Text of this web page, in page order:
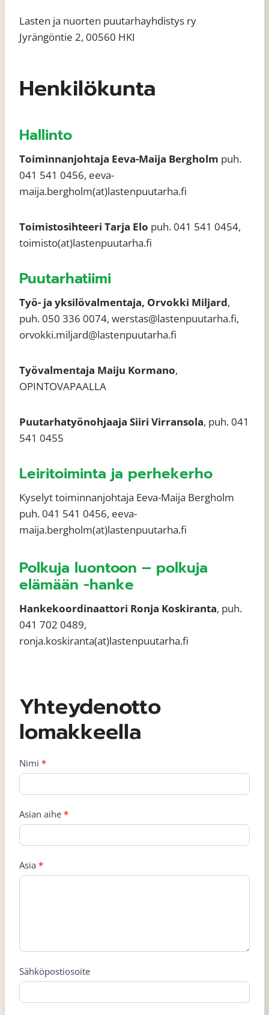
Lasten ja nuorten puutarhayhdistys ry
Jyrängöntie 2, 00560 HKI
Henkilökunta
Hallinto
Toiminnanjohtaja Eeva-Maija Bergholm puh.
041 541 0456, eeva-
maija.bergholm(at)lastenpuutarha.fi
Toimistosihteeri Tarja Elo puh. 041 541 0454,
toimisto(at)lastenpuutarha.fi
Puutarhatiimi
Työ- ja yksilövalmentaja, Orvokki Miljard,
puh. 050 336 0074, werstas@lastenpuutarha.fi,
orvokki.miljard@lastenpuutarha.fi
Työvalmentaja Maiju Kormano,
OPINTOVAPAALLA
Puutarhatyönohjaaja Siiri Virransola, puh. 041
541 0455
Leiritoiminta ja perhekerho
Kyselyt toiminnanjohtaja Eeva-Maija Bergholm
puh. 041 541 0456, eeva-
maija.bergholm(at)lastenpuutarha.fi
Polkuja luontoon – polkuja
elämään -hanke
Hankekoordinaattori Ronja Koskiranta, puh.
041 702 0489,
ronja.koskiranta(at)lastenpuutarha.fi
Yhteydenotto
lomakkeella
Nimi *
Asian aihe *
Asia *
Sähköpostiosoite